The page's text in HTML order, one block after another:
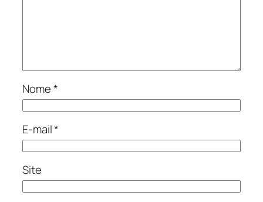
Nome*
E-mail*
Site